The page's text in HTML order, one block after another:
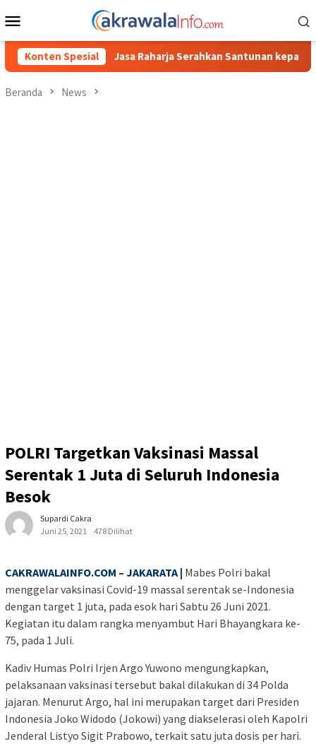
ke
Mobile
Konten Spesial
Raharja Serahkan Santunan kepada Ahli Waris Korban
Beranda News
POLRI Targetkan Vaksinasi Massal
Serentak 1 Juta di Seluruh Indonesia
Besok
Supardi Cakra
Juni 25, 2021
478 Dilihat
CAKRAWALAINFO.COM – JAKARATA | Mabes Polri bakal
menggelar vaksinasi Covid-19 massal serentak se-Indonesia
dengan target 1 juta, pada esok hari Sabtu 26 Juni 2021.
Kegiatan itu dalam rangka menyambut Hari Bhayangkara ke-
75, pada 1 Juli.
Kadiv Humas Polri Irjen Argo Yuwono mengungkapkan,
pelaksanaan vaksinasi tersebut bakal dilakukan di 34 Polda
jajaran. Menurut Argo, hal ini merupakan target dari Presiden
Indonesia Joko Widodo (Jokowi) yang diakselerasi oleh Kapolri
Jenderal Listyo Sigit Prabowo, terkait satu juta dosis per hari.